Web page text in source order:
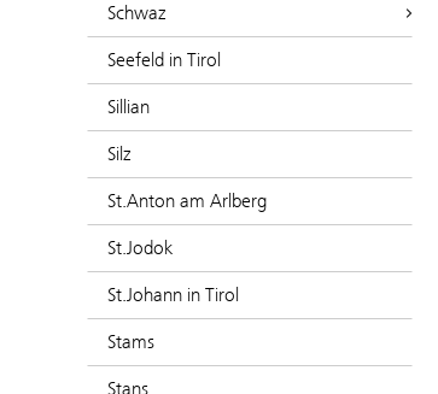
Schwaz
Seefeld in Tirol
Sillian
Silz
St.Anton am Arlberg
St.Jodok
St.Johann in Tirol
Stams
Stans